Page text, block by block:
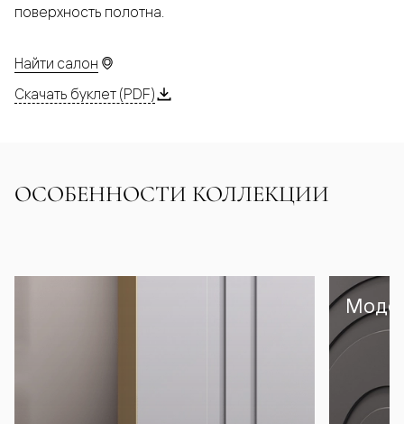
поверхность полотна.
Найти салон
Скачать буклет (PDF)
ОСОБЕННОСТИ КОЛЛЕКЦИИ